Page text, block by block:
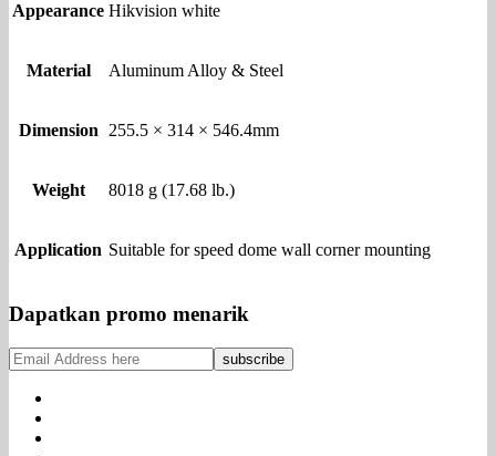
Appearance Hikvision white
Material Aluminum Alloy & Steel
Dimension 255.5 × 314 × 546.4mm
Weight 8018 g (17.68 lb.)
Application Suitable for speed dome wall corner mounting
Dapatkan promo menarik